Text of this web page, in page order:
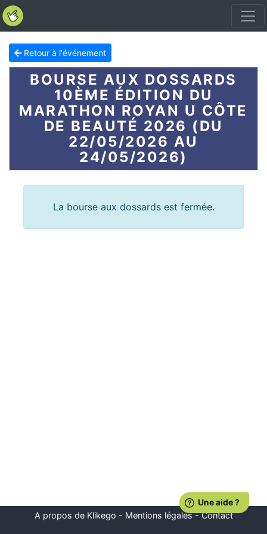
Retour à l'événement
BOURSE AUX DOSSARDS
10ÈME ÉDITION DU
MARATHON ROYAN U CÔTE
DE BEAUTÉ 2026 (DU
22/05/2026 AU
24/05/2026)
La bourse aux dossards est fermée.
A propos de Klikego - Mentions légales-Contact